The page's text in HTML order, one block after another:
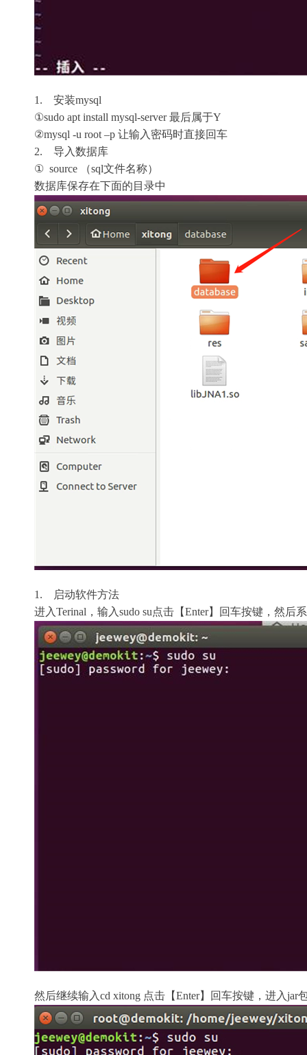
1. 安装mysql
①sudo apt install mysql-server 最后属于Y
②mysql -u root –p 让输入密码时直接回车
2. 导入数据库
① source （sql文件名称）
数据库保存在下面的目录中
1. 启动软件方法
进入Terinal，输入sudo su点击【Enter】回车按键，然
然后继续输入cd xitong 点击【Enter】回车按键，进入jar